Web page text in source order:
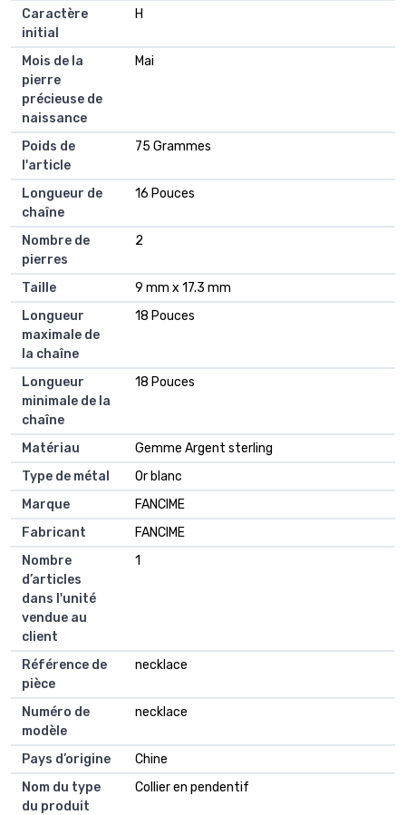
Caractère
initial
H
Mois de la
pierre
précieuse de
naissance
Mai
Poids de
l'article
75 Grammes
Longueur de
chaîne
16 Pouces
Nombre de
pierres
2
Taille
9 mm x 17.3 mm
Longueur
maximale de
la chaîne
18 Pouces
Longueur
minimale de la
chaîne
18 Pouces
Matériau
Gemme Argent sterling
Type de métal
Or blanc
Marque
FANCIME
Fabricant
FANCIME
Nombre
d’articles
dans l'unité
vendue au
client
1
Référence de
pièce
necklace
Numéro de
modèle
necklace
Pays d’origine
Chine
Nom du type
du produit
Collier en pendentif